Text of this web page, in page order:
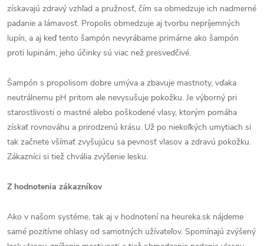
získavajú zdravý vzhľad a pružnosť, čím sa obmedzuje ich nadmerné
padanie a lámavosť. Propolis obmedzuje aj tvorbu nepríjemných
lupín, a aj keď tento šampón nevyrábame primárne ako šampón
proti lupinám, jeho účinky sú viac než presvedčivé.
Šampón s propolisom dobre umýva a zbavuje mastnoty, vďaka
neutrálnemu pH pritom ale nevysušuje pokožku. Je výborný pri
starostlivosti o mastné alebo poškodené vlasy, ktorým pomáha
získať rovnováhu a prirodzenú krásu. Už po niekoľkých umytiach si
tak začnete všímať zvyšujúcu sa pevnosť vlasov a zdravú pokožku.
Zákazníci si tiež chvália zvýšenie lesku.
Z hodnotenia zákazníkov
Ako v našom systéme, tak aj v hodnotení na heureka.sk nájdeme
samé pozitívne ohlasy od samotných užívateľov. Spomínajú zvýšený